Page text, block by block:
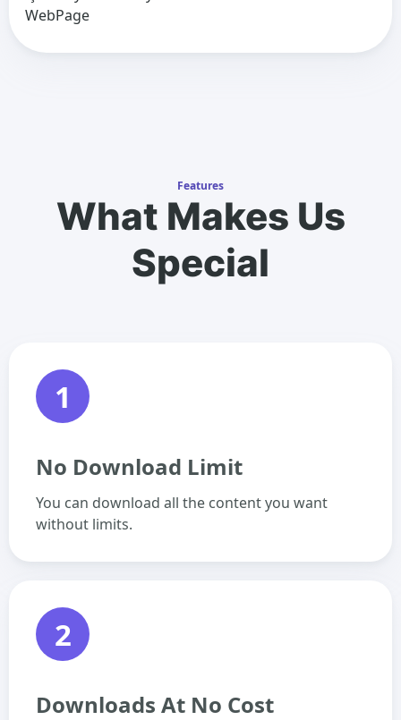
WebPage
Features
What Makes Us
Special
1
No Download Limit
You can download all the content you want
without limits.
2
Downloads At No Cost